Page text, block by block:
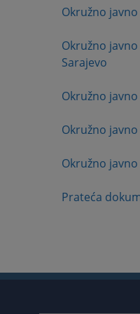
Okružno
Okružno
Sarajevo
Okružno
Okružno
Okružno
Prateća